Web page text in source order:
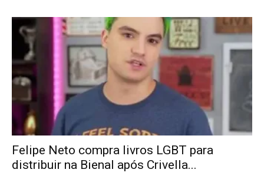
Felipe Neto compra livros LGBT para
distribuir na Bienal após Crivella...